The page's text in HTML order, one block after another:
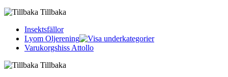
Tillbaka
Insektsfällor
Lyom Oljerening
Varukorgshiss Attollo
Tillbaka